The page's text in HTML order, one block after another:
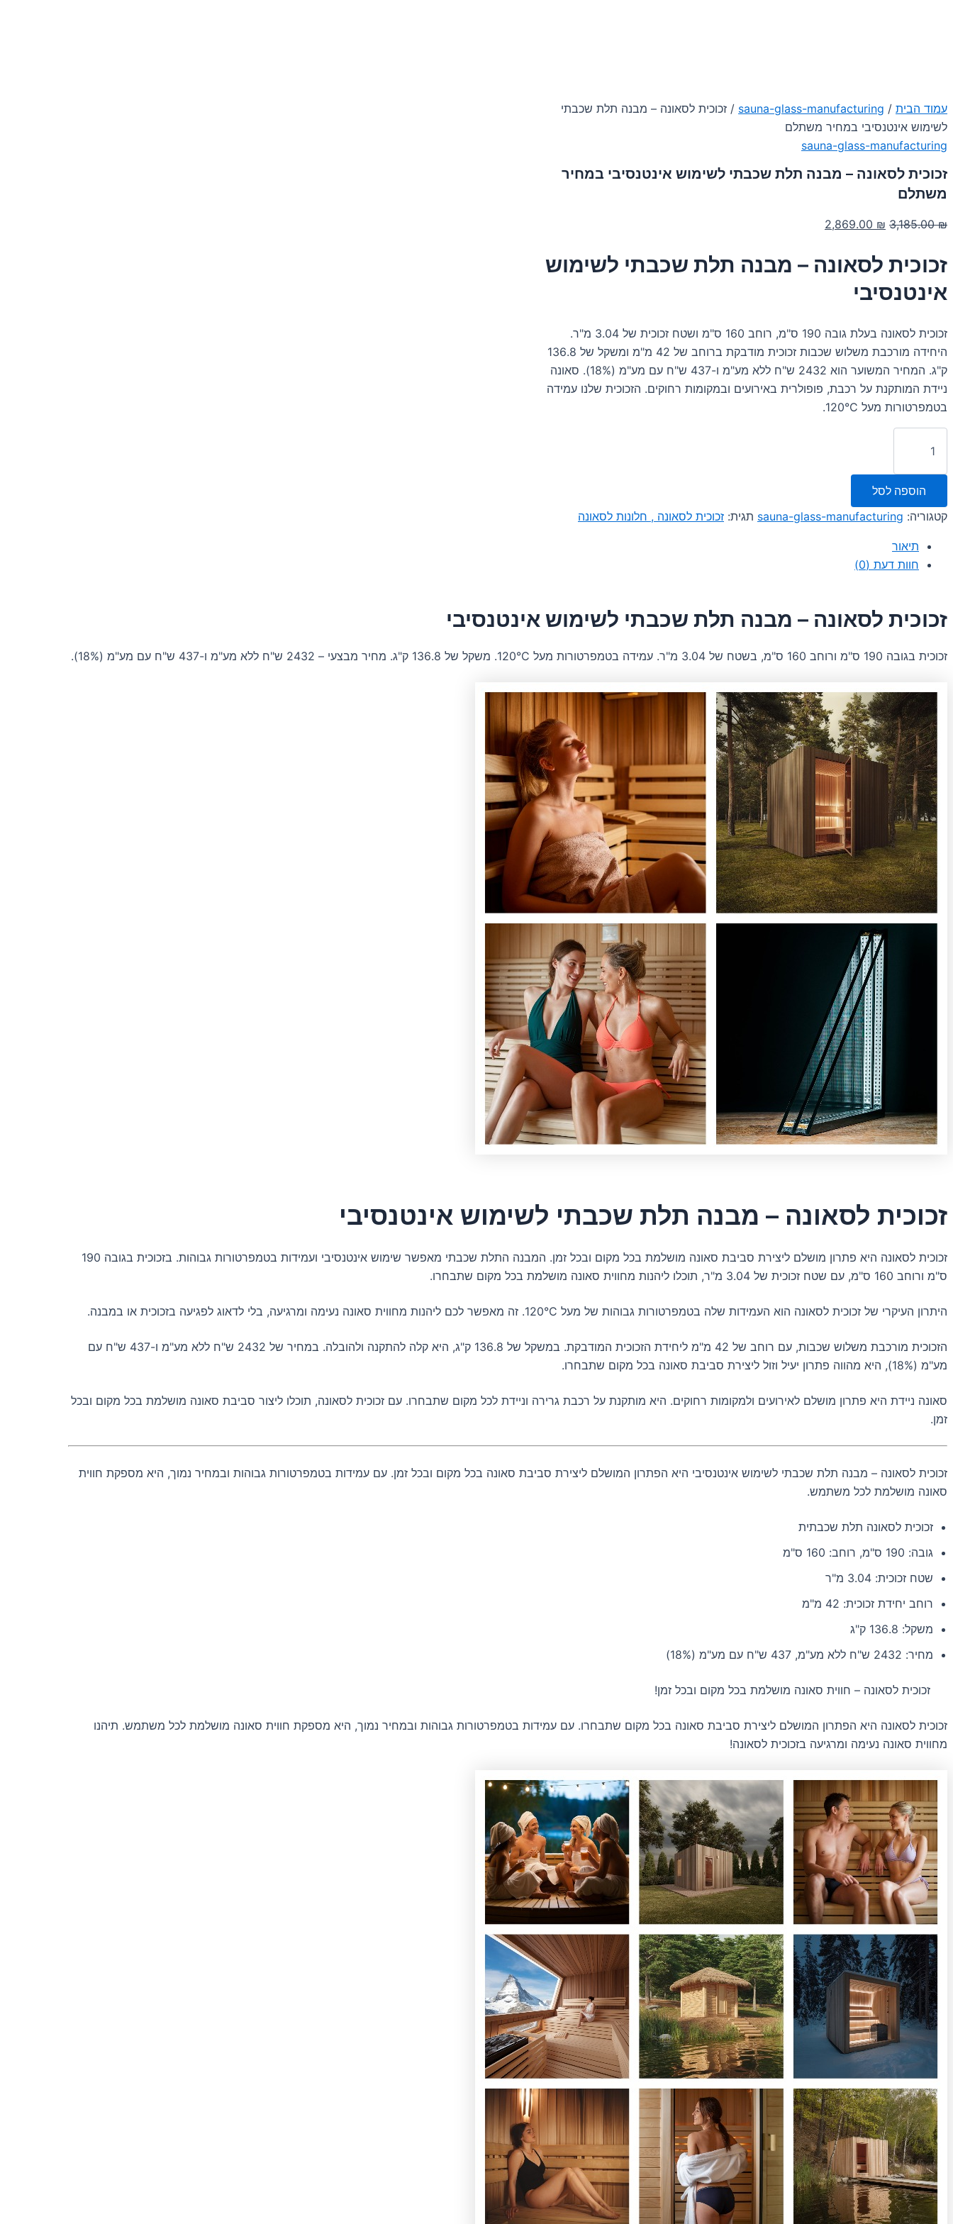
עמוד הבית /
sauna-glass-manufacturing / זכוכית לסאונה – מבנה תלת שכבתי
לשימוש אינטנסיבי במחיר משתלם
sauna-glass-manufacturing
זכוכית לסאונה – מבנה תלת שכבתי לשימוש אינטנסיבי במחיר
משתלם
3,185.00₪
המחיר
היה:
2,869.00 ₪
הוא:
זכוכית לסאונה – מבנה תלת שכבתי לשימוש
אינטנסיבי
זכוכית לסאונה בעלת גובה 190 ס"מ, רוחב 160 ס"מ ושטח זכוכית של 3.04 מ"ר.
היחידה מורכבת משלוש שכבות זכוכית מודבקת ברוחב של 42 מ"מ ומשקל של 136.8
ק"ג. המחיר המשוער הוא 2432 ש"ח ללא מע"מ ו-437 ש"ח עם מע"מ (18%). סאונה
ניידת המותקנת על רכבת, פופולרית באירועים ובמקומות רחוקים. הזכוכית שלנו עמידה
בטמפרטורות מעל 120°C.
לסאונה
מבנה
תלת
לשימוש
אינטנסיבי
הוספה לסל
קטגוריה: sauna-glass-manufacturing תגית: זכוכית לסאונה , חלונות לסאונה
תיאור
חוות דעת (0)
זכוכית לסאונה – מבנה תלת שכבתי לשימוש אינטנסיבי
זכוכית בגובה 190 ס"מ ורוחב 160 ס"מ, בשטח של 3.04 מ"ר. עמידה בטמפרטורות מעל 120°C. משקל של 136.8 ק"ג. מחיר מבצעי – 2432 ש"ח ללא מע"מ ו-437 ש"ח עם מע"מ (18%).
זכוכית לסאונה – מבנה תלת שכבתי לשימוש אינטנסיבי
זכוכית לסאונה היא פתרון מושלם ליצירת סביבת סאונה מושלמת בכל מקום ובכל זמן. המבנה התלת שכבתי מאפשר שימוש אינטנסיבי ועמידות בטמפרטורות גבוהות. בזכוכית בגובה 190
ס"מ ורוחב 160 ס"מ, עם שטח זכוכית של 3.04 מ"ר, תוכלו ליהנות מחווית סאונה מושלמת בכל מקום שתבחרו.
היתרון העיקרי של זכוכית לסאונה הוא העמידות שלה בטמפרטורות גבוהות של מעל 120°C. זה מאפשר לכם ליהנות מחווית סאונה נעימה ומרגיעה, בלי לדאוג לפגיעה בזכוכית או במבנה.
הזכוכית מורכבת משלוש שכבות, עם רוחב של 42 מ"מ ליחידת הזכוכית המודבקת. במשקל של 136.8 ק"ג, היא קלה להתקנה ולהובלה. במחיר של 2432 ש"ח ללא מע"מ ו-437 ש"ח עם
מע"מ (18%), היא מהווה פתרון יעיל וזול ליצירת סביבת סאונה בכל מקום שתבחרו.
סאונה ניידת היא פתרון מושלם לאירועים ולמקומות רחוקים. היא מותקנת על רכבת גרירה וניידת לכל מקום שתבחרו. עם זכוכית לסאונה, תוכלו ליצור סביבת סאונה מושלמת בכל מקום ובכל
זמן.
זכוכית לסאונה – מבנה תלת שכבתי לשימוש אינטנסיבי היא הפתרון המושלם ליצירת סביבת סאונה בכל מקום ובכל זמן. עם עמידות בטמפרטורות גבוהות ובמחיר נמוך, היא מספקת חווית
סאונה מושלמת לכל משתמש.
זכוכית לסאונה תלת שכבתית
גובה: 190 ס"מ, רוחב: 160 ס"מ
שטח זכוכית: 3.04 מ"ר
רוחב יחידת זכוכית: 42 מ"מ
משקל: 136.8 ק"ג
מחיר: 2432 ש"ח ללא מע"מ, 437 ש"ח עם מע"מ (18%)
זכוכית לסאונה – חווית סאונה מושלמת בכל מקום ובכל זמן!
זכוכית לסאונה היא הפתרון המושלם ליצירת סביבת סאונה בכל מקום שתבחרו. עם עמידות בטמפרטורות גבוהות ובמחיר נמוך, היא מספקת חווית סאונה מושלמת לכל משתמש. תיהנו
מחווית סאונה נעימה ומרגיעה בזכוכית לסאונה!